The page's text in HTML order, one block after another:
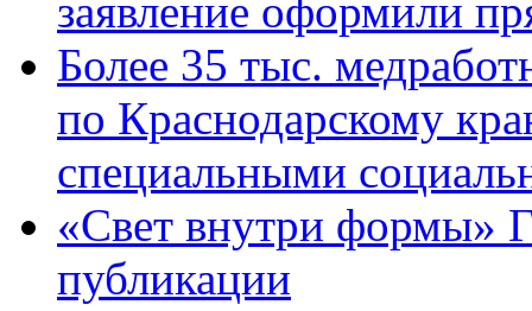
заявление оформили
Более 35 тыс.
по Краснодарскому
специальными
«Свет внутри формы»
публикации